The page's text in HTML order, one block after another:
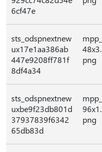
6cf47e
sts_odspnextnew
ux17e1aa386ab
447e9208ff781f
8df4a34
mpp_
48x3.
png
sts_odspnextnew
uxbe9f23db801d
37937839f6342
65db83d
mpp_
96x1.
png